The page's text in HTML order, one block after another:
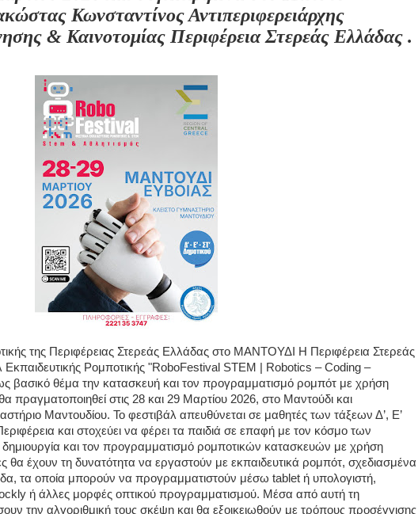
Κωνσταντίνος Αντιπεριφερειάρχης
& Καινοτομίας Περιφέρεια Στερεάς Ελλάδας .
της Περιφέρειας Στερεάς Ελλάδας στο ΜΑΝΤΟΥΔΙ Η Περιφέρεια Στερεάς
Εκπαιδευτικής Ρομποτικής "RoboFestival STEM | Robotics – Coding –
βασικό θέμα την κατασκευή και τον προγραμματισμό ρομπότ με χρήση
πραγματοποιηθεί στις 28 και 29 Μαρτίου 2026, στο Μαντούδι και
Μαντουδίου. Το φεστιβάλ απευθύνεται σε μαθητές των τάξεων Δ’, Ε’
και στοχεύει να φέρει τα παιδιά σε επαφή με τον κόσμο των
και τον προγραμματισμό ρομποτικών κατασκευών με χρήση
θα έχουν τη δυνατότητα να εργαστούν με εκπαιδευτικά ρομπότ, σχεδιασμένα
τα οποία μπορούν να προγραμματιστούν μέσω tablet ή υπολογιστή,
ή άλλες μορφές οπτικού προγραμματισμού. Μέσα από αυτή τη
την αλγοριθμική τους σκέψη και θα εξοικειωθούν με τρόπους προσέγγισης